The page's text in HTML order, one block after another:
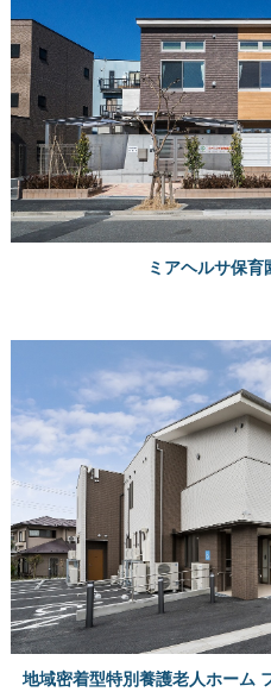
ミアヘルサ保
地域密着型特別養護老人ホー